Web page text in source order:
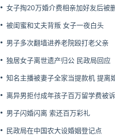
女子掏20万婚介费相亲加好友后被
被闺蜜和丈夫背叛 女子一夜白头
男子多次翻墙进养老院殴打老父亲
独居女子离世遗产归公 民政局回应
知名主播被妻子全家当提款机 提离
离异男拒付成年孩子百万留学费被诉
男子闪婚闪离 索还百万彩礼
民政局在中国农大设婚姻登记点